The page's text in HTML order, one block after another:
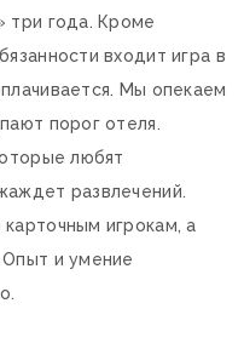
три года. Кроме
входит игра в
Мы опекаем
порог отеля.
любят
развлечений.
игрокам, а
и умение